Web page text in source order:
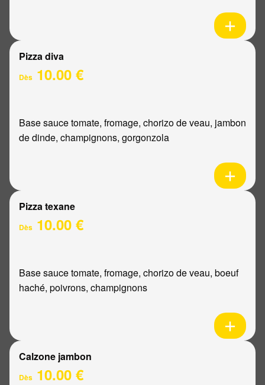
Pizza diva
Dès 10.00 €
Base sauce tomate, fromage, chorizo de veau, jambon
de dinde, champignons, gorgonzola
Pizza texane
Dès 10.00 €
Base sauce tomate, fromage, chorizo de veau, boeuf
haché, poivrons, champignons
Calzone jambon
Dès 10.00 €